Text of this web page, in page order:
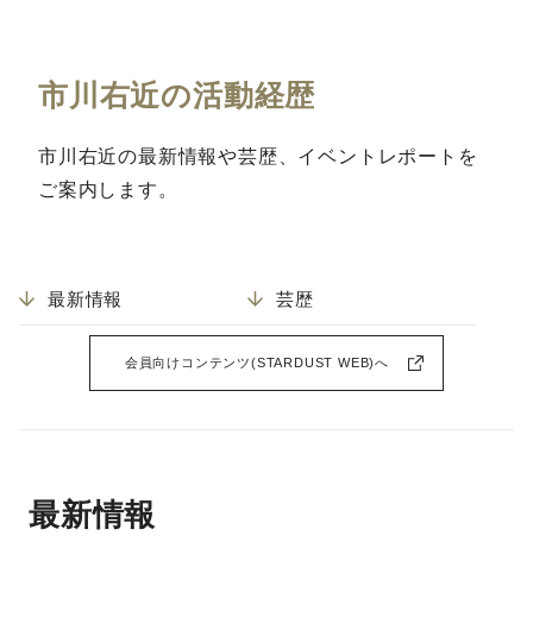
市川右近の活動経歴
市川右近の最新情報や芸歴、イベントレポートを
ご案内します。
最新情報 芸歴
会員向けコンテンツ(STARDUST WEB)へ
最新情報